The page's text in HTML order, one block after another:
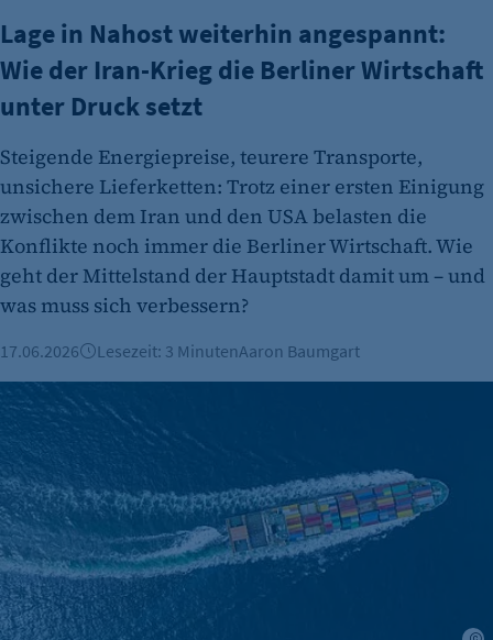
Lage in Nahost weiterhin angespannt:
Wie der Iran-Krieg die Berliner Wirtschaft
unter Druck setzt
Steigende Energiepreise, teurere Transporte,
unsichere Lieferketten: Trotz einer ersten Einigung
zwischen dem Iran und den USA belasten die
Konflikte noch immer die Berliner Wirtschaft. Wie
geht der Mittelstand der Hauptstadt damit um – und
was muss sich verbessern?
17.06.2026 Lesezeit: 3 MinutenAaron Baumgart
Iran-Krieg: Vorsichtiges Aufatmen nach erster Einigung